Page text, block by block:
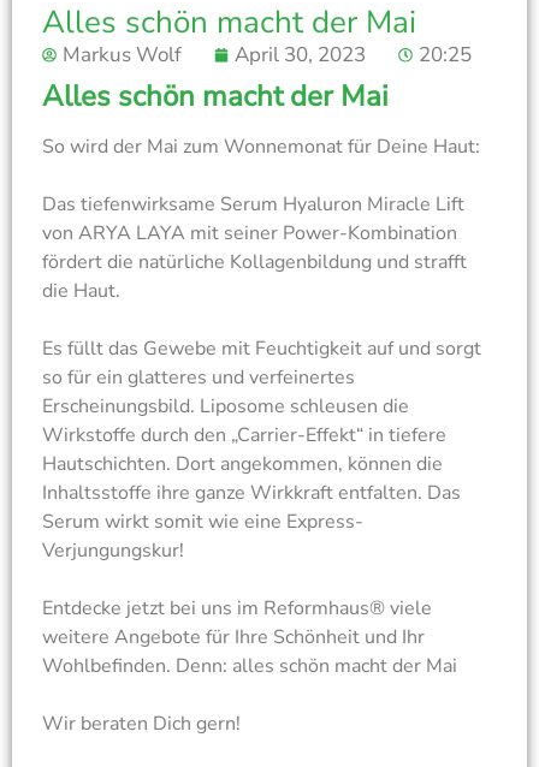
Alles schön macht der Mai
Markus Wolf April 30, 2023 20:25
Alles schön macht der Mai
So wird der Mai zum Wonnemonat für Deine Haut:
Das tiefenwirksame Serum Hyaluron Miracle Lift
von ARYA LAYA mit seiner Power-Kombination
fördert die natürliche Kollagenbildung und strafft
die Haut.
Es füllt das Gewebe mit Feuchtigkeit auf und sorgt
so für ein glatteres und verfeinertes
Erscheinungsbild. Liposome schleusen die
Wirkstoffe durch den „Carrier-Effekt“ in tiefere
Hautschichten. Dort angekommen, können die
Inhaltsstoffe ihre ganze Wirkkraft entfalten. Das
Serum wirkt somit wie eine Express-
Verjungungskur!
Entdecke jetzt bei uns im Reformhaus® viele
weitere Angebote für Ihre Schönheit und Ihr
Wohlbefinden. Denn: alles schön macht der Mai
Wir beraten Dich gern!